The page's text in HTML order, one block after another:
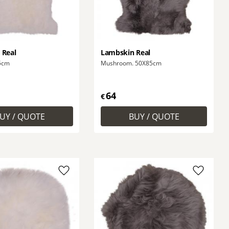
Lambskin Real
Mushroom. 50X85cm
€64
Add to favorites Add to